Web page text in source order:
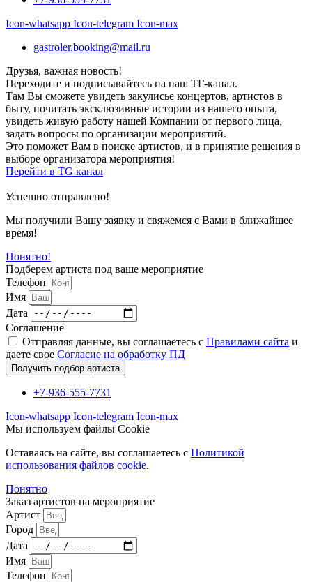
Icon-whatsapp Icon-telegram Icon-max
gastroler.booking@mail.ru
Друзья, важная новость!
Переходите и подписывайтесь на наш ТГ-канал.
Там Вы сможете увидеть закулисье концертов, артистов в
быту, почитать эксклюзивные истории из нашего опыта,
увидеть живую работу нашей Компании от первого лица,
задать вопросы по организации мероприятий.
Это поможет Вам в поиске артистов, и в принятие решения в
выборе организатора мероприятия!
Перейти в TG канал
Успешно отправлено!
Мы получили Вашу заявку и свяжемся с Вами в ближайшее
время!
Понятно!
Подберем артиста под ваше мероприятие
Телефон
Имя
Дата
Соглашение
Отправляя данные, вы соглашаетесь с Правилами сайта и
даете свое Согласие на обработку ПД
Получить подбор артиста
+7-936-555-7731
Icon-whatsapp Icon-telegram Icon-max
Мы используем файлы Cookie
Оставаясь на сайте, вы соглашаетесь c Политикой
использования файлов cookie.
Понятно
Заказ артистов на мероприятие
Артист
Город
Дата
Имя
Телефон